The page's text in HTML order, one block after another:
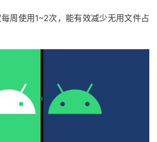
周使用1~2次，能有效减少无用文件占